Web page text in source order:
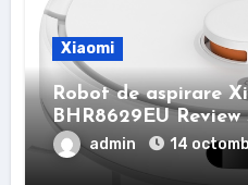
Xiaomi
Robot de aspirare
BHR8629EU
admin 14